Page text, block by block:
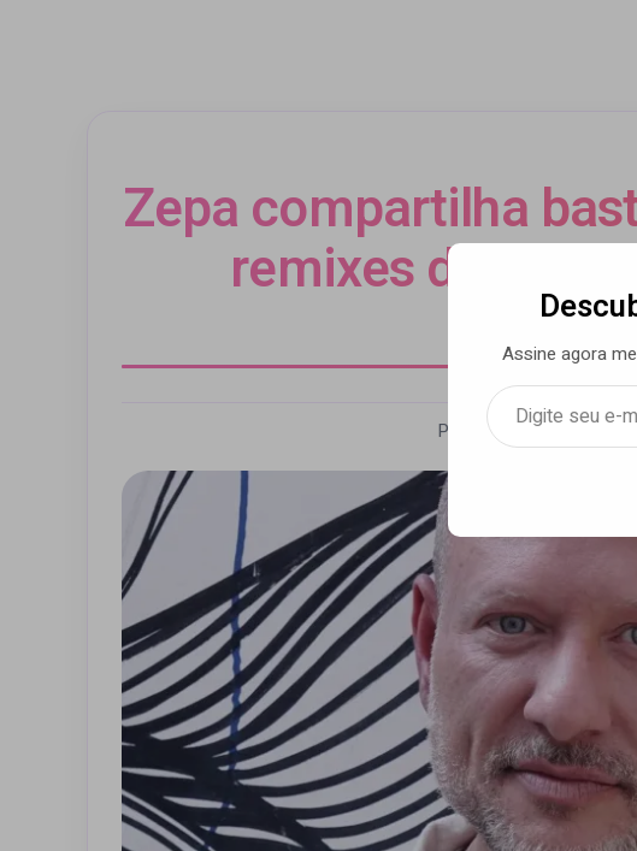
Zepa compartilha
remixes de “Love
Por Andrezza Barros •
Assine agora
Digite seu e-mail…